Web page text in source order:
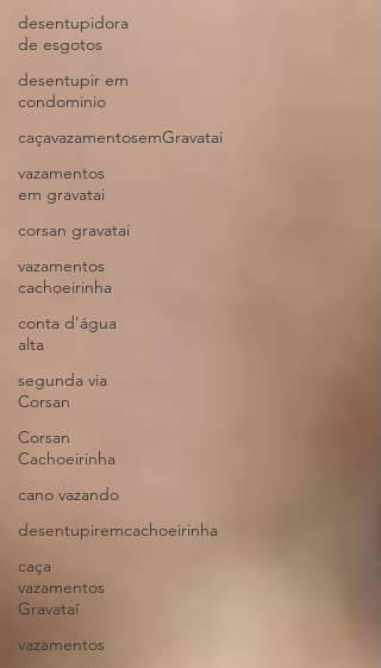
desentupidora
de esgotos
desentupir em
condominio
caçavazamentosemGravatai
vazamentos
em gravatai
corsan gravatai
vazamentos
cachoeirinha
conta d'água
alta
segunda via
Corsan
Corsan
Cachoeirinha
cano vazando
desentupiremcachoeirinha
caça
vazamentos
Gravataí
vazamentos